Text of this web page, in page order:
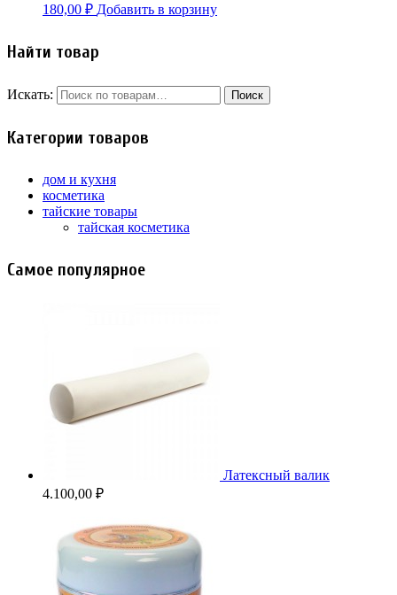
180,00 ₽ Добавить в корзину
Найти товар
Искать:
Категории товаров
дом и кухня
косметика
тайские товары
тайская косметика
Самое популярное
Латексный валик
4.100,00 ₽